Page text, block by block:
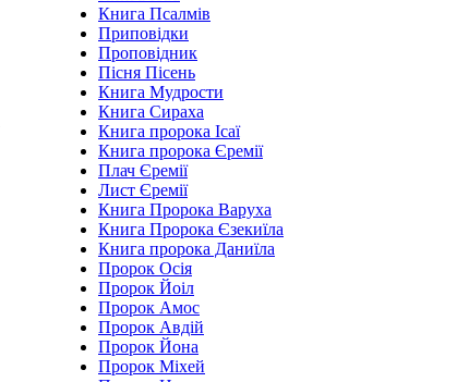
Книга Псалмів
Приповідки
Проповідник
Пісня Пісень
Книга Мудрости
Книга Сираха
Книга пророка Ісаї
Книга пророка Єремії
Плач Єремії
Лист Єремії
Книга Пророка Варуха
Книга Пророка Єзекиїла
Книга пророка Даниїла
Пророк Осія
Пророк Йоіл
Пророк Амос
Пророк Авдій
Пророк Йона
Пророк Міхей